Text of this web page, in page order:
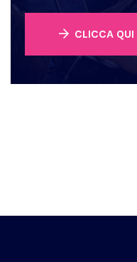
CLICCA QUI